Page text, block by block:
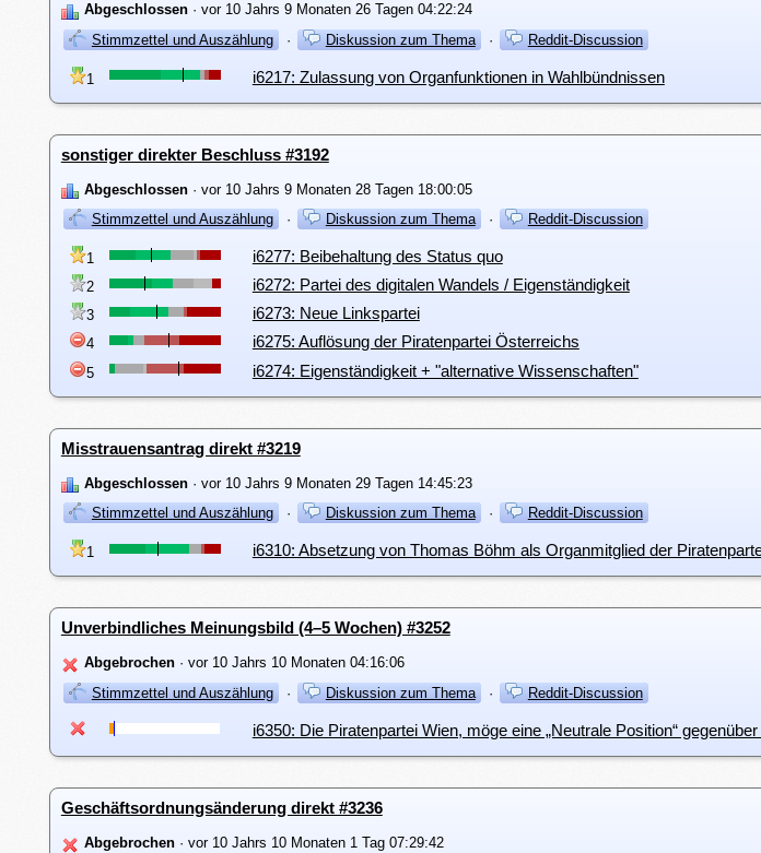
Abgeschlossen· vor 10 Jahrs 9 Monaten 26 Tagen 04:22:24
Stimmzettel und Auszählung
· Diskussion zum Thema · Reddit-Discussion
1 i6217: Zulassung von Organfunktionen in Wahlbündnissen
sonstiger direkter Beschluss #3192
Abgeschlossen· vor 10 Jahrs 9 Monaten 28 Tagen 18:00:05
Stimmzettel und Auszählung
· Diskussion zum Thema · Reddit-Discussion
1 i6277: Beibehaltung des Status quo
2 i6272: Partei des digitalen Wandels / Eigenständigkeit
3 i6273: Neue Linkspartei
4 i6275: Auflösung der Piratenpartei Österreichs
5 i6274: Eigenständigkeit + "alternative Wissenschaften"
Misstrauensantrag direkt #3219
Abgeschlossen· vor 10 Jahrs 9 Monaten 29 Tagen 14:45:23
Stimmzettel und Auszählung
· Diskussion zum Thema · Reddit-Discussion
1 i6310: Absetzung von Thomas Böhm als Organmitglied der
Unverbindliches Meinungsbild (4–5 Wochen) #3252
Abgebrochen· vor 10 Jahrs 10 Monaten 04:16:06
Stimmzettel und Auszählung
· Diskussion zum Thema · Reddit-Discussion
i6350: Die Piratenpartei Wien, möge eine „Neutrale Position“
Geschäftsordnungsänderung direkt #3236
Abgebrochen· vor 10 Jahrs 10 Monaten 1 Tag 07:29:42